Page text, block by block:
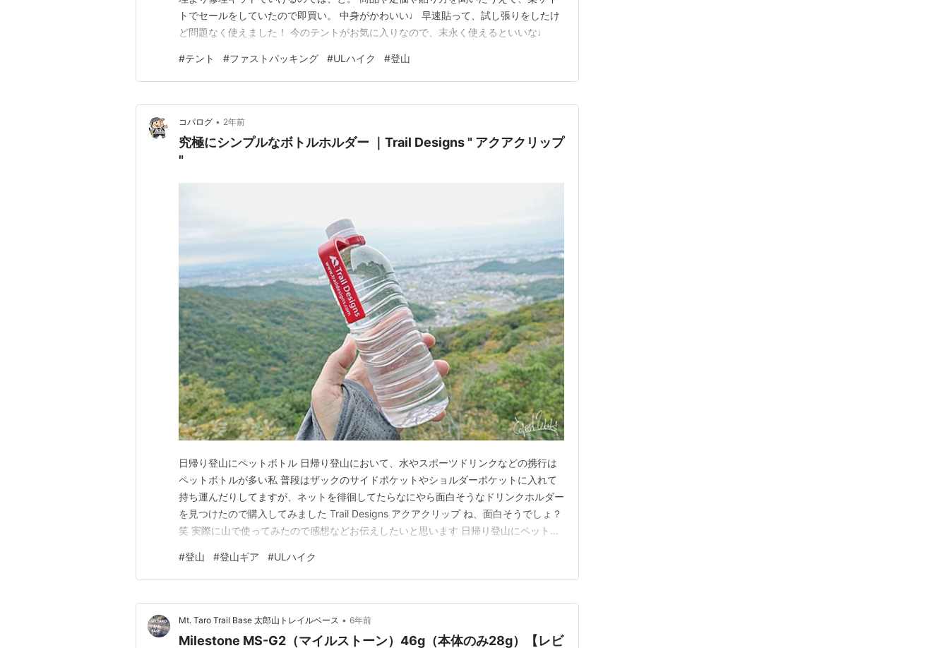
トでセールをしていたので即買い。 中身がかわいい♩ 早速貼って、試し張りをしたけ
ど問題なく使えました！ 今のテントがお気に入りなので、末永く使えるといいな♩
#テント #ファストパッキング #ULハイク #登山
コパログ • 2年前
究極にシンプルなボトルホルダー ｜Trail Designs " アクアクリップ
"
日帰り登山にペットボトル 日帰り登山において、水やスポーツドリンクなどの携行は
ペットボトルが多い私 普段はザックのサイドポケットやショルダーポケットに入れて
持ち運んだりしてますが、ネットを徘徊してたらなにやら面白そうなドリンクホルダー
を見つけたので購入してみました Trail Designs アクアクリップ ね、面白そうでしょ？
笑 実際に山で使ってみたので感想などお伝えしたいと思います 日帰り登山にペットボ
感想 キャップオープナーとして まとめ 極シンプルなドリンクホルダー 外観 ULハイキ
ングギアブランド『T…
#登山 #登山ギア #ULハイク
Mt. Taro Trail Base 太郎山トレイルベース • 6年前
Milestone MS-G2（マイルストーン）46g（本体のみ28g）【レビ